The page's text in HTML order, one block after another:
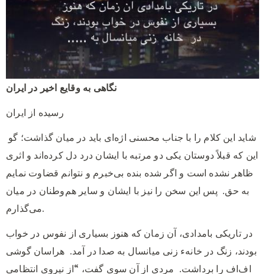
نگاهی به وقایع اخیر در ایران
رسیده از ایران
شاید این کلام را با جناب محسنی اژه‌ای باید در میان گذاشت؛ گو
این که قبلاً دوستان یکی دو مرتبه با ایشان درد دل کرده‌اند و اثری
ظاهر نشده است و اگر شده بنده بی‌خبرم و نتوانم قضاوت نمایم
به حق. پس این سخن را نیز با ایشان و سایر هم‌وطنان در میان
می‌گذارم.
در تاریکی بامدادی، آن زمان که هنوز بسیاری از نفوس در خواب
بودند، زنگ در خانهء زنی میانسال به صدا در آمد. هراسان گوشی
اف‌اف را برداشت. مردی از آن سوی گفت، “از نیروی انتظامی